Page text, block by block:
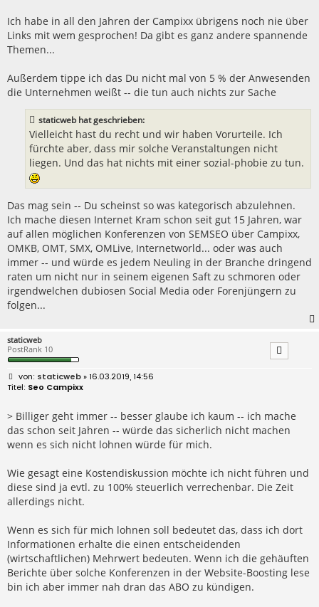
Ich habe in all den Jahren der Campixx übrigens noch nie über
Links mit wem gesprochen! Da gibt es ganz andere spannende
Themen...
Außerdem tippe ich das Du nicht mal von 5 % der Anwesenden
die Unternehmen weißt -- die tun auch nichts zur Sache
staticweb hat geschrieben:
Vielleicht hast du recht und wir haben Vorurteile. Ich
fürchte aber, dass mir solche Veranstaltungen nicht
liegen. Und das hat nichts mit einer sozial-phobie zu tun.
Das mag sein -- Du scheinst so was kategorisch abzulehnen.
Ich mache diesen Internet Kram schon seit gut 15 Jahren, war
auf allen möglichen Konferenzen von SEMSEO über Campixx,
OMKB, OMT, SMX, OMLive, Internetworld... oder was auch
immer -- und würde es jedem Neuling in der Branche dringend
raten um nicht nur in seinem eigenen Saft zu schmoren oder
irgendwelchen dubiosen Social Media oder Forenjüngern zu
folgen...
staticweb
PostRank 10
B
e
i
r
a
g
staticweb» 16.03.2019, 14:56
Seo Campixx
> Billiger geht immer -- besser glaube ich kaum -- ich mache
das schon seit Jahren -- würde das sicherlich nicht machen
wenn es sich nicht lohnen würde für mich.
Wie gesagt eine Kostendiskussion möchte ich nicht führen und
diese sind ja evtl. zu 100% steuerlich verrechenbar. Die Zeit
allerdings nicht.
Wenn es sich für mich lohnen soll bedeutet das, dass ich dort
Informationen erhalte die einen entscheidenden
(wirtschaftlichen) Mehrwert bedeuten. Wenn ich die gehäuften
Berichte über solche Konferenzen in der Website-Boosting lese
bin ich aber immer nah dran das ABO zu kündigen.